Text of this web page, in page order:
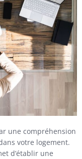
une compréhension
votre logement.
d’établir une